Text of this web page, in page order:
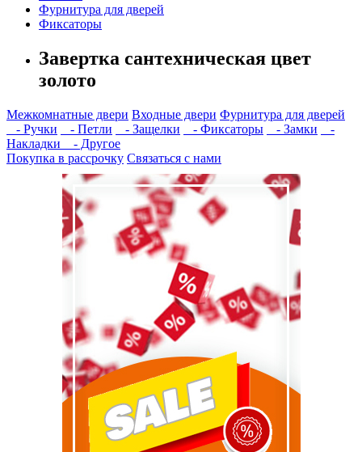
Фурнитура для дверей
Фиксаторы
Завертка сантехническая цвет
золото
Межкомнатные двери Входные двери Фурнитура для дверей
- Ручки
- Петли - Защелки - Фиксаторы - Замки
-
Накладки
- Другое
Покупка в рассрочку Связаться с нами